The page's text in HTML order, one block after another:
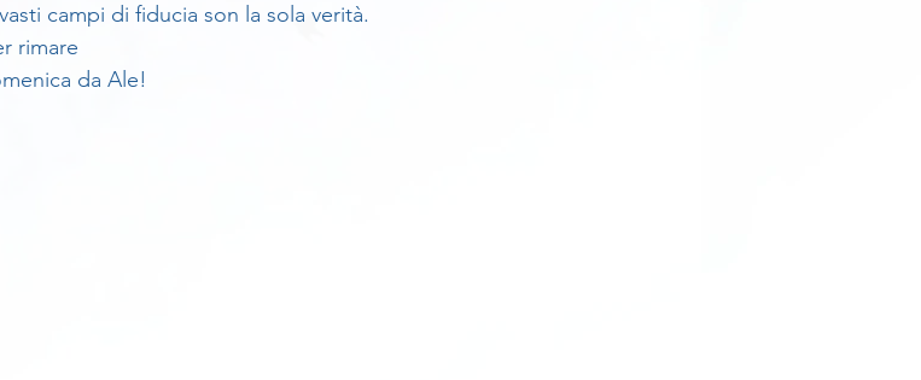
campi di fiducia son la sola verità.
rimare
da Ale!